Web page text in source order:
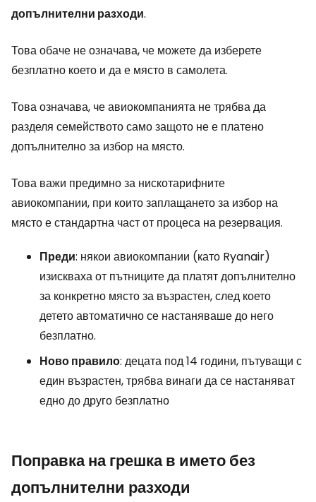
допълнителни разходи.
Това обаче не означава, че можете да изберете
безплатно което и да е място в самолета.
Това означава, че авиокомпанията не трябва да
разделя семейството само защото не е платено
допълнително за избор на място.
Това важи предимно за нискотарифните
авиокомпании, при които заплащането за избор на
място е стандартна част от процеса на резервация.
Преди: някои авиокомпании (като Ryanair)
изискваха от пътниците да платят допълнително
за конкретно място за възрастен, след което
детето автоматично се настаняваше до него
безплатно.
Ново правило: децата под 14 години, пътуващи с
един възрастен, трябва винаги да се настаняват
едно до друго безплатно
Поправка на грешка в името без
допълнителни разходи